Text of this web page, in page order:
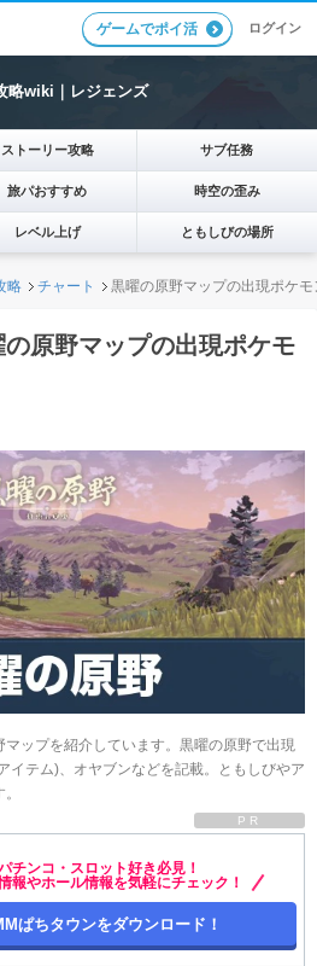
ゲームでポイ活 ログイン
略wiki｜レジェンズ
ストーリー攻略 サブ任務
旅パおすすめ 時空の歪み
レベル上げ ともしびの場所
略 チャート 黒曜の原野マップの出現ポケ
の原野マップの出現ポケモ
ップを紹介しています。黒曜の原野で出現
イテム)、オヤブンなどを記載。ともしびやア
PR
チンコ・スロット好き必見！
報やホール情報を気軽にチェック！
ぱちタウンをダウンロード！